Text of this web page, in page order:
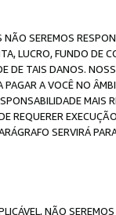
SEREMOS
LUCRO, FUNDO
DE TAIS DANOS.
PAGAR A VOCÊ NO
REQUERER
SERVIRÁ
NÃO